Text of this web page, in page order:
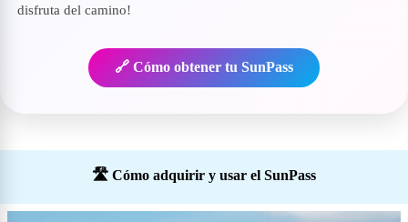
disfruta del camino!
🔗 Cómo obtener tu SunPass
🛣️ Cómo adquirir y usar el SunPass